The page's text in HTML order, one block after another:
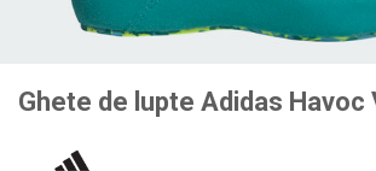
Placi de spargere
Recuperare si incalzire
Linie Kempo
Jachete
Sosete
Rucsacuri si genti
Tape
Cadouri
Ghete de lupte Adidas Havoc